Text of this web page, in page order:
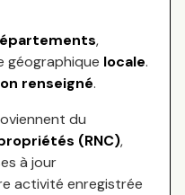
,
géographique locale.
renseigné.
du
(RNC),
à jour
activité enregistrée